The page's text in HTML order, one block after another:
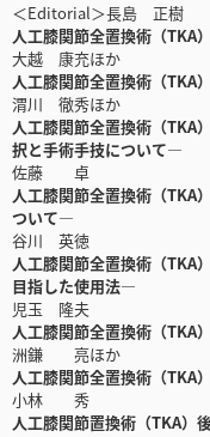
＜Editorial＞長島 正樹
人工膝関節全置換術（TKA
大越 康充ほか
人工膝関節全置換術（TKA
渭川 徹秀ほか
人工膝関節全置換術（TKA
択と手術手技について―
佐藤 卓
人工膝関節全置換術（TKA
ついて―
谷川 英徳
人工膝関節全置換術（TKA
目指した使用法―
児玉 隆夫
人工膝関節全置換術（
洲鎌 亮ほか
人工膝関節全置換術（TKA
小林 秀
人工膝関節置換術（TKA）